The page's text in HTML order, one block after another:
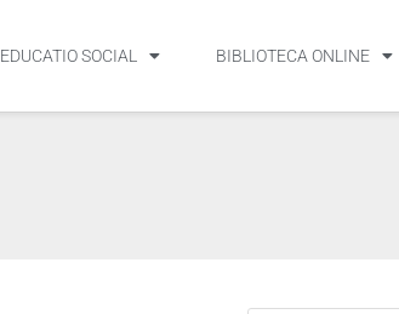
EDUCATIO SOCIAL BIBLIOTECA ONLINE